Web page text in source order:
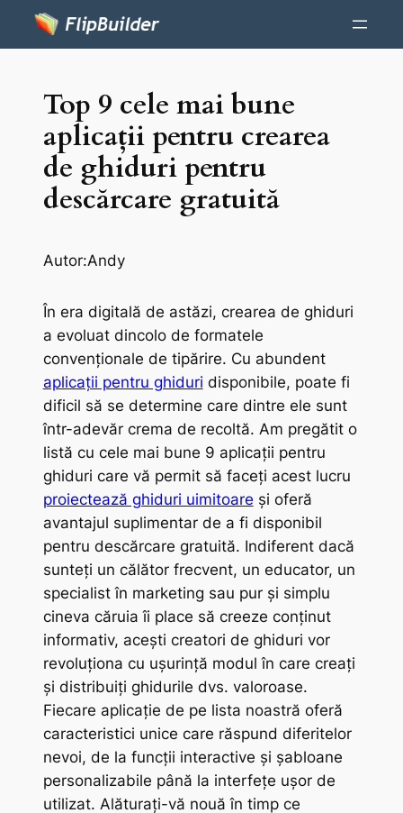
Top 9 cele mai bune
aplicații pentru crearea
de ghiduri pentru
descărcare gratuită
Autor:Andy
În era digitală de astăzi, crearea de ghiduri
a evoluat dincolo de formatele
convenționale de tipărire. Cu abundent
aplicații pentru ghiduri disponibile, poate fi
dificil să se determine care dintre ele sunt
într-adevăr crema de recoltă. Am pregătit o
listă cu cele mai bune 9 aplicații pentru
ghiduri care vă permit să faceți acest lucru
proiectează ghiduri uimitoare și oferă
avantajul suplimentar de a fi disponibil
pentru descărcare gratuită. Indiferent dacă
sunteți un călător frecvent, un educator, un
specialist în marketing sau pur și simplu
cineva căruia îi place să creeze conținut
informativ, acești creatori de ghiduri vor
revoluționa cu ușurință modul în care creați
și distribuiți ghidurile dvs. valoroase.
Fiecare aplicație de pe lista noastră oferă
caracteristici unice care răspund diferitelor
nevoi, de la funcții interactive și șabloane
personalizabile până la interfețe ușor de
utilizat. Alăturați-vă nouă în timp ce